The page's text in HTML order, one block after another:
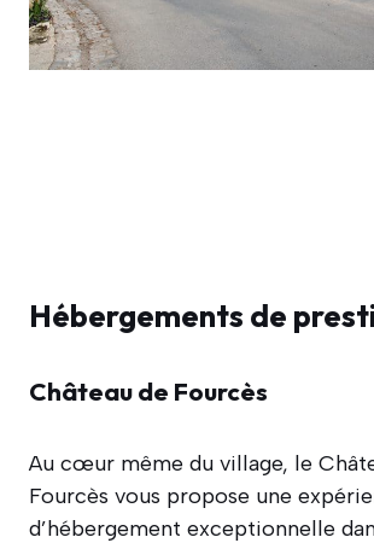
Hébergements de
Château de Fourcès
Au cœur même du village, le
Fourcès vous propose une
d’hébergement exceptionnelle